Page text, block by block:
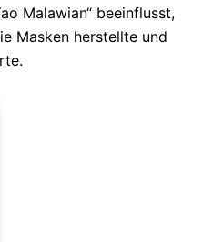
Malawian“ beeinflusst,
Masken herstellte und